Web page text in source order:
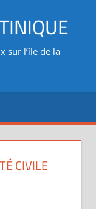
sur l’île de la
CIVILE